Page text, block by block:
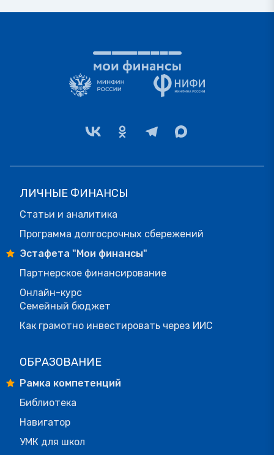
ЛИЧНЫЕ ФИНАНСЫ
Статьи и аналитика
Программа долгосрочных сбережений
Эстафета "Мои финансы"
Партнерское финансирование
Онлайн-курс
Семейный бюджет
Как грамотно инвестировать через ИИС
ОБРАЗОВАНИЕ
Рамка компетенций
Библиотека
Навигатор
УМК для школ